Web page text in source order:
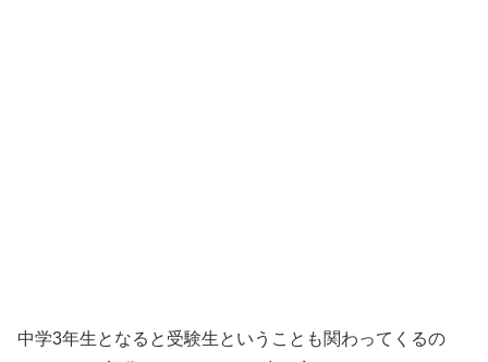
中学3年生となると受験生ということも関わってくるの